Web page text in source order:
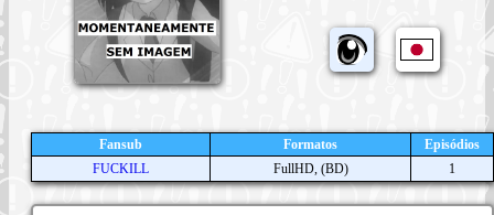
Fansub Formatos
Episódios
FUCKILL
FullHD, (BD) 1